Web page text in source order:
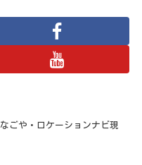
なごや・ロケーションナビ現